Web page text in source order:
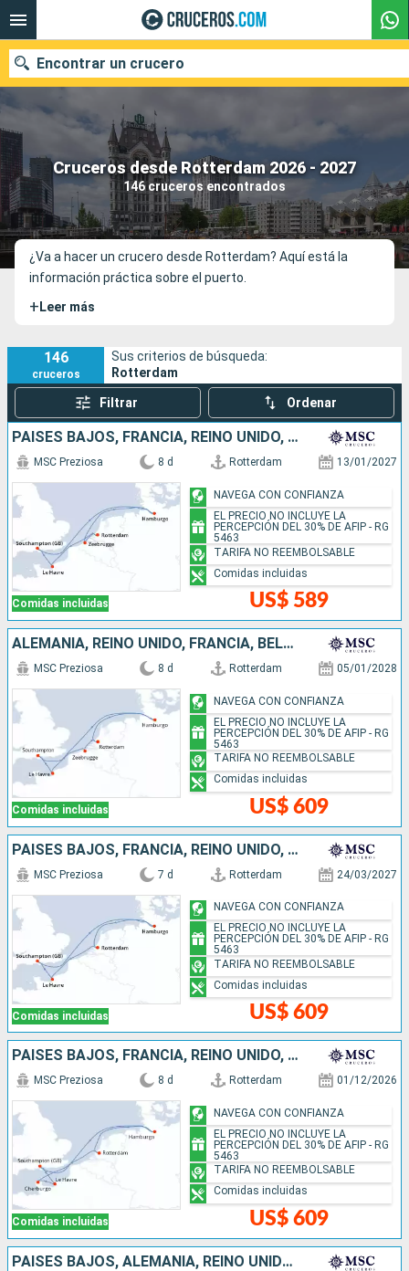
Cruceros desde Rotterdam 2026 - 2027
146 cruceros encontrados
Encontrar un crucero
Nuestros destinos
Fecha de salida
Puertos Compañías
¿Va a hacer un crucero desde Rotterdam? Aquí está la
información práctica sobre el puerto.
+ Leer más
146
cruceros
Sus criterios de búsqueda:
Rotterdam
Filtrar Ordenar
PAISES BAJOS, FRANCIA, REINO UNIDO, ALEMANIA, BÉLGICA
Comidas incluidas
MSC Preziosa 8 d Rotterdam 13/01/2027
US$ 589
NAVEGA CON CONFIANZA
EL PRECIO NO INCLUYE LA
PERCEPCIÓN DEL 30% DE AFIP - RG
5463
TARIFA NO REEMBOLSABLE
Comidas incluidas
ALEMANIA, REINO UNIDO, FRANCIA, BÉLGICA, PAISES BAJOS
Comidas incluidas
MSC Preziosa 8 d Rotterdam 05/01/2028
US$ 609
NAVEGA CON CONFIANZA
EL PRECIO NO INCLUYE LA
PERCEPCIÓN DEL 30% DE AFIP - RG
5463
TARIFA NO REEMBOLSABLE
Comidas incluidas
PAISES BAJOS, FRANCIA, REINO UNIDO, ALEMANIA
Comidas incluidas
MSC Preziosa 7 d Rotterdam 24/03/2027
US$ 609
NAVEGA CON CONFIANZA
EL PRECIO NO INCLUYE LA
PERCEPCIÓN DEL 30% DE AFIP - RG
5463
TARIFA NO REEMBOLSABLE
Comidas incluidas
PAISES BAJOS, FRANCIA, REINO UNIDO, ALEMANIA
Comidas incluidas
MSC Preziosa 8 d Rotterdam 01/12/2026
US$ 609
NAVEGA CON CONFIANZA
EL PRECIO NO INCLUYE LA
PERCEPCIÓN DEL 30% DE AFIP - RG
5463
TARIFA NO REEMBOLSABLE
Comidas incluidas
PAISES BAJOS, ALEMANIA, REINO UNIDO, FRANCIA